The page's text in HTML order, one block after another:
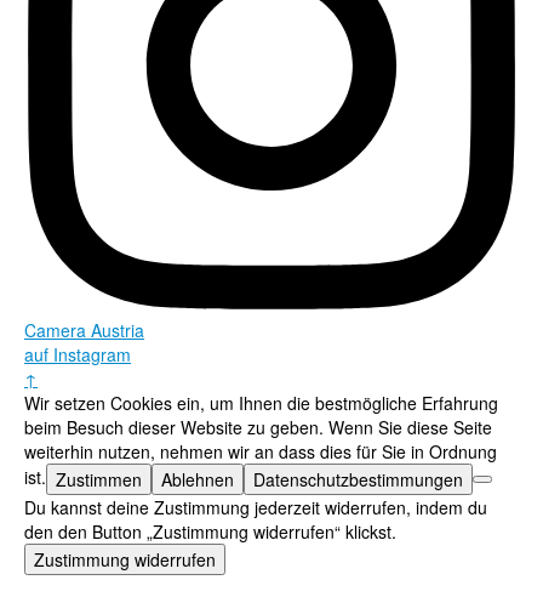
Camera Austria
auf Instagram
↑
Wir setzen Cookies ein, um Ihnen die bestmögliche Erfahrung
beim Besuch dieser Website zu geben. Wenn Sie diese Seite
weiterhin nutzen, nehmen wir an dass dies für Sie in Ordnung
ist. Zustimmen Ablehnen
Datenschutzbestimmungen
Du kannst deine Zustimmung jederzeit widerrufen, indem du
den den Button „Zustimmung widerrufen“ klickst.
Zustimmung widerrufen